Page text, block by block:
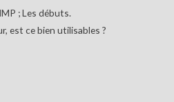
; Les débuts.
est ce bien utilisables ?